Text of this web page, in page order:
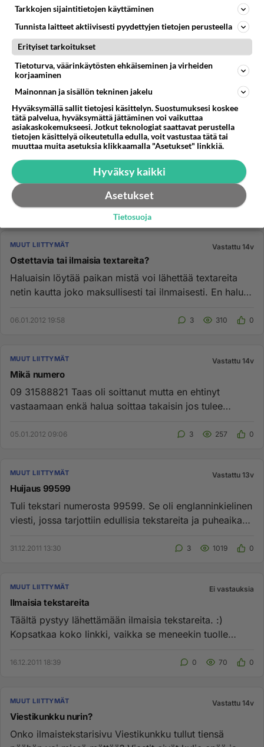
06.01.2012 21:21
MUUT LIITTYMÄT Vastattu 14v
Ostettavia tai ilmaisia textareita?
Haluaisin löytää paikan mistä voi lähettää textareita
netin kautta joko maksullisesti tai ilnmaisesti. En halua
06.01.2012 19:58 3 310 0
MUUT LIITTYMÄT Vastattu 14v
Mikä numero
09 31588821 Taas oli soittanut mutta en ehtinyt
vastaamaan enkä halua soittaa takaisin jos tulee
05.01.2012 09:06 3 257 0
MUUT LIITTYMÄT Vastattu 13v
Huijaus 99599
Tuli tekstari numerosta 99599. Se oli englanninkielinen
viesti, jossa tarjottiin edullisia tekstareita ja puheaikaa
31.12.2011 13:30 3 1019 0
MUUT LIITTYMÄT Ei vastauksia
Ilmaisia tekstareita
Täältä pystyy lähettämään ilmaisia tekstareita. :)
Kopsatkaa koko linkki, vaikka se meneekin tuolle
16.12.2011 18:39 0 70 0
MUUT LIITTYMÄT Vastattu 14v
Viestikunkku nurin?
Onko ilmaistekstarisivu Viestikunkku tullut tiensä
Tarkkojen sijaintitietojen käyttäminen
Tunnista laitteet aktiivisesti pyydettyjen tietojen perusteella
Erityiset tarkoitukset
Tietoturva, väärinkäytösten ehkäiseminen ja virheiden
korjaaminen
Mainonnan ja sisällön tekninen jakelu
Hyväksymällä sallit tietojesi käsittelyn. Suostumuksesi koskee
tätä palvelua, hyväksymättä jättäminen voi vaikuttaa
asiakaskokemukseesi. Jotkut teknologiat saattavat perustella
tietojen käsittelyä oikeutetulla edulla, voit vastustaa tätä tai
muuttaa muita asetuksia klikkaamalla "Asetukset" linkkiä.
Hyväksy kaikki
Asetukset
Tietosuoja